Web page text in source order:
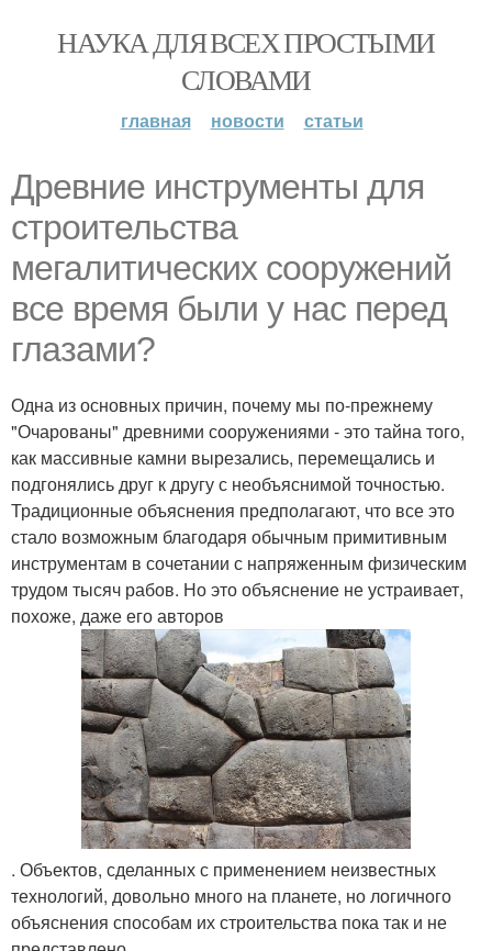
НАУКА ДЛЯ ВСЕХ ПРОСТЫМИ
СЛОВАМИ
главная новости статьи
Древние инструменты для
строительства
мегалитических сооружений
все время были у нас перед
глазами?
Одна из основных причин, почему мы по-прежнему
"Очарованы" древними сооружениями - это тайна того,
как массивные камни вырезались, перемещались и
подгонялись друг к другу с необъяснимой точностью.
Традиционные объяснения предполагают, что все это
стало возможным благодаря обычным примитивным
инструментам в сочетании с напряженным физическим
трудом тысяч рабов. Но это объяснение не устраивает,
похоже, даже его авторов
. Объектов, сделанных с применением неизвестных
технологий, довольно много на планете, но логичного
объяснения способам их строительства пока так и не